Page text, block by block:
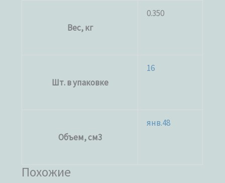
Вес, кг
0.350
Шт. в упаковке
16
Объем, см3
янв.48
Похожие